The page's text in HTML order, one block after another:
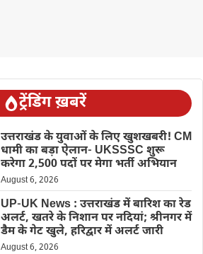
ट्रेंडिंग ख़बरें
उत्तराखंड के युवाओं के लिए खुशखबरी! CM
धामी का बड़ा ऐलान- UKSSSC शुरू
करेगा 2,500 पदों पर मेगा भर्ती अभियान
August 6, 2026
UP-UK News : उत्तराखंड में बारिश का रेड
अलर्ट, खतरे के निशान पर नदियां; श्रीनगर में
डैम के गेट खुले, हरिद्वार में अलर्ट जारी
August 6, 2026